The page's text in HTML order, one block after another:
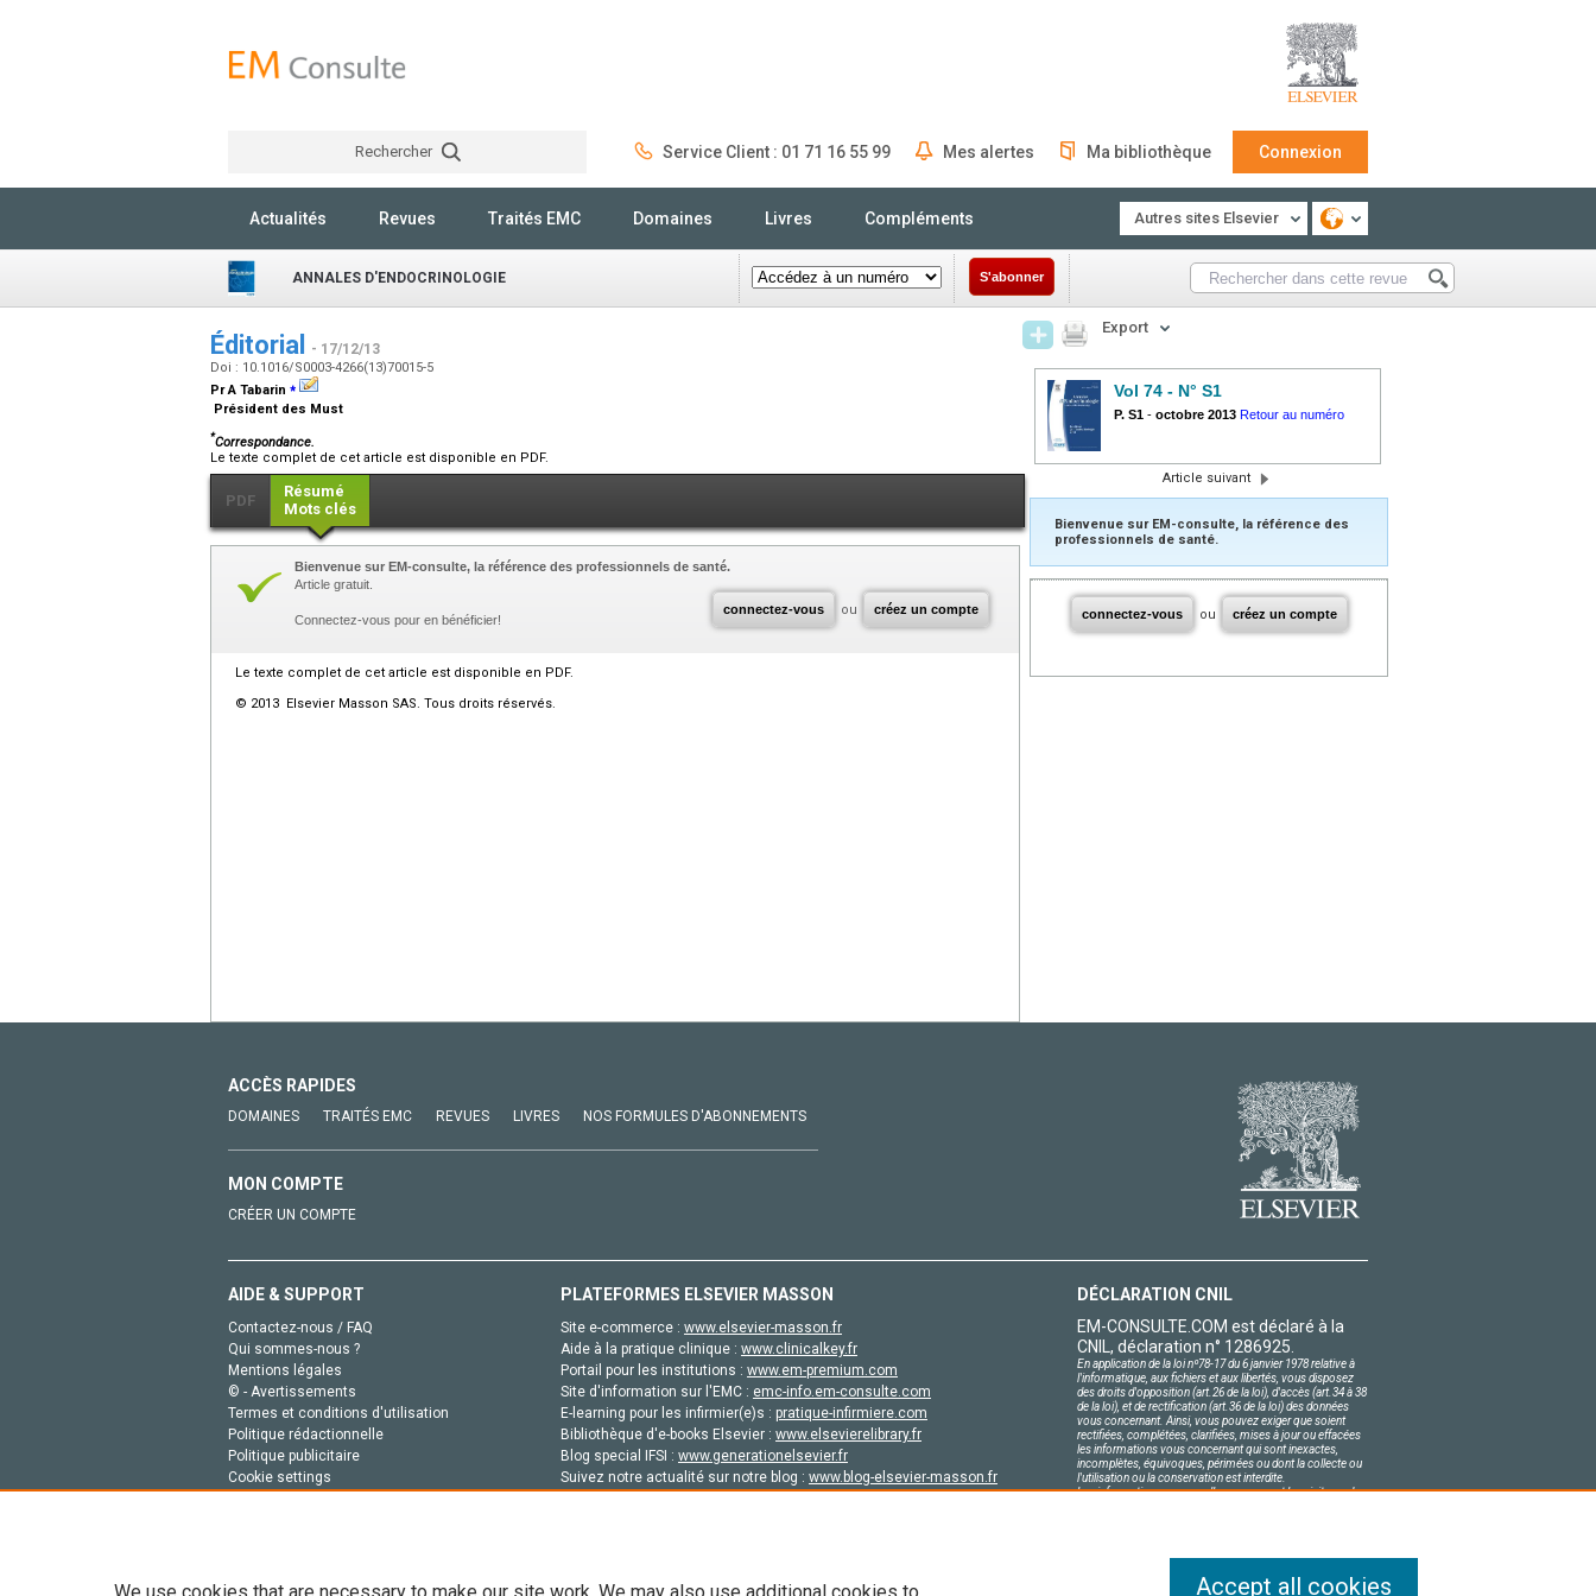
Rechercher Service Client : 01 71 16 55 99 Mes alertes Ma bibliothèque Connexion
Actualités Revues Traités EMC Domaines Livres Compléments Autres sites Elsevier
ANNALES D'ENDOCRINOLOGIE S'abonner
Éditorial - 17/12/13
Doi : 10.1016/S0003-4266(13)70015-5
Pr A Tabarin ⁎
Président des Must
*Correspondance.
Le texte complet de cet article est disponible en PDF.
PDF
Résumé
Mots clés
connectez-vous ou créez un compte
Bienvenue sur EM-consulte, la référence des professionnels de santé.
Article gratuit.
Connectez-vous pour en bénéficier!
Le texte complet de cet article est disponible en PDF.
© 2013 Elsevier Masson SAS. Tous droits réservés.
Export
Vol 74 - N° S1
P. S1 - octobre 2013 Retour au numéro
Article suivant
Bienvenue sur EM-consulte, la référence des
professionnels de santé.
connectez-vous ou créez un compte
ACCÈS RAPIDES
DOMAINES TRAITÉS EMC REVUES LIVRES NOS FORMULES D'ABONNEMENTS
MON COMPTE
CRÉER UN COMPTE
AIDE & SUPPORT
Contactez-nous / FAQ
Qui sommes-nous ?
Mentions légales
© - Avertissements
Termes et conditions d'utilisation
Politique rédactionnelle
Politique publicitaire
Cookie settings
PLATEFORMES ELSEVIER MASSON
Site e-commerce : www.elsevier-masson.fr
Aide à la pratique clinique : www.clinicalkey.fr
Portail pour les institutions : www.em-premium.com
Site d'information sur l'EMC : emc-info.em-consulte.com
E-learning pour les infirmier(e)s : pratique-infirmiere.com
Bibliothèque d'e-books Elsevier : www.elsevierelibrary.fr
Blog special IFSI : www.generationelsevier.fr
Suivez notre actualité sur notre blog : www.blog-elsevier-masson.fr
DÉCLARATION CNIL
EM-CONSULTE.COM est déclaré à la
CNIL, déclaration n° 1286925.
En application de la loi nº78-17 du 6 janvier 1978 relative à
l'informatique, aux fichiers et aux libertés, vous disposez
des droits d'opposition (art.26 de la loi), d'accès (art.34 à 38
de la loi), et de rectification (art.36 de la loi) des données
vous concernant. Ainsi, vous pouvez exiger que soient
rectifiées, complétées, clarifiées, mises à jour ou effacées
les informations vous concernant qui sont inexactes,
incomplètes, équivoques, périmées ou dont la collecte ou
l'utilisation ou la conservation est interdite.
Les informations personnelles concernant les visiteurs de
Accept all cookies